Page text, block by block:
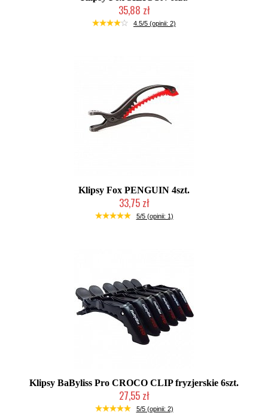
35,88 zł
Duża ilość (wysyłka w 24h)
4.5/5 (opinii: 2)
Klipsy Fox PENGUIN 4szt.
33,75 zł
Duża ilość (wysyłka w 24h)
5/5 (opinii: 1)
Klipsy BaByliss Pro CROCO CLIP fryzjerskie 6szt.
27,55 zł
Duża ilość (wysyłka w 24h)
5/5 (opinii: 2)